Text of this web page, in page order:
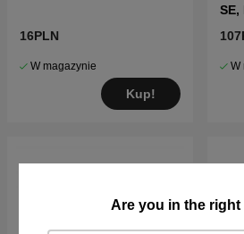
Are you in the right
16PLN
W magazynie
Kup!
SE,
W